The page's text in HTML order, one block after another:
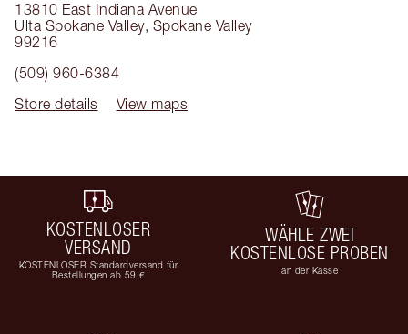
13810 East Indiana Avenue
Ulta Spokane Valley, Spokane Valley
99216
(509) 960-6384
Store details
View maps
KOSTENLOSER
VERSAND
KOSTENLOSER Standardversand für
Bestellungen ab 59 €
WÄHLE ZWEI
KOSTENLOSE PROBEN
an der Kasse